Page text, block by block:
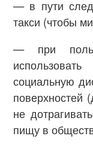
— в пути
такси (чтобы
— при
социальную
поверхностей
не
пищу в